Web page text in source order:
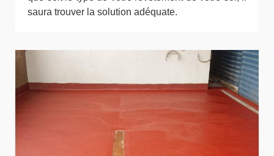
saura trouver la solution adéquate.